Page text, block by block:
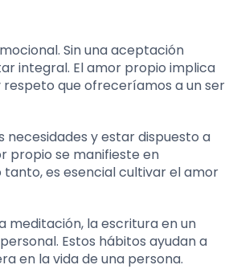
Sin una aceptación
integral. El amor propio implica
que ofreceríamos a un ser
y estar dispuesto a
propio se manifieste en
es esencial cultivar el amor
meditación, la escritura en un
Estos hábitos ayudan a
en la vida de una persona.